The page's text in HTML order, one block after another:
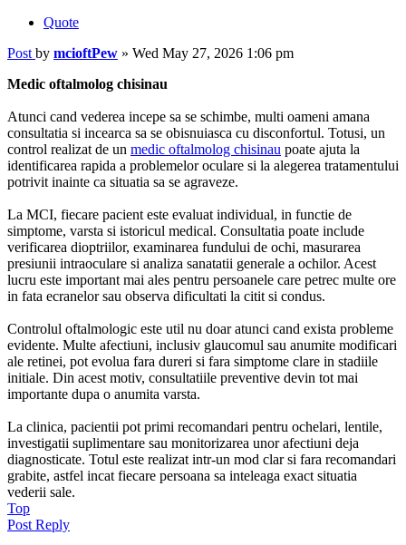
Quote
Post by mcioftPew » Wed May 27, 2026 1:06 pm
Medic oftalmolog chisinau
Atunci cand vederea incepe sa se schimbe, multi oameni amana
consultatia si incearca sa se obisnuiasca cu disconfortul. Totusi, un
control realizat de un medic oftalmolog chisinau poate ajuta la
identificarea rapida a problemelor oculare si la alegerea tratamentului
potrivit inainte ca situatia sa se agraveze.
La MCI, fiecare pacient este evaluat individual, in functie de
simptome, varsta si istoricul medical. Consultatia poate include
verificarea dioptriilor, examinarea fundului de ochi, masurarea
presiunii intraoculare si analiza sanatatii generale a ochilor. Acest
lucru este important mai ales pentru persoanele care petrec multe ore
in fata ecranelor sau observa dificultati la citit si condus.
Controlul oftalmologic este util nu doar atunci cand exista probleme
evidente. Multe afectiuni, inclusiv glaucomul sau anumite modificari
ale retinei, pot evolua fara dureri si fara simptome clare in stadiile
initiale. Din acest motiv, consultatiile preventive devin tot mai
importante dupa o anumita varsta.
La clinica, pacientii pot primi recomandari pentru ochelari, lentile,
investigatii suplimentare sau monitorizarea unor afectiuni deja
diagnosticate. Totul este realizat intr-un mod clar si fara recomandari
grabite, astfel incat fiecare persoana sa inteleaga exact situatia
vederii sale.
Top
Post Reply